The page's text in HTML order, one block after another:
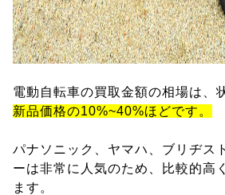
電動自転車の買取金額の相場は、
新品価格の10%~40%ほどです。
パナソニック、ヤマハ、ブリヂス
ーは非常に人気のため、比較的高
ます。